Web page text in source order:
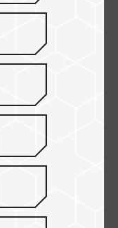
Level-
die
haben die